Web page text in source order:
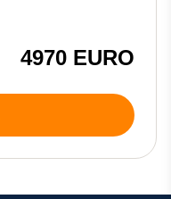
4970 EURO